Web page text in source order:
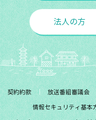
法人の方
契約約款 放送番組審議会
情報セキュリティ基本